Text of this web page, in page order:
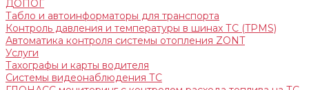
ДОПОГ
Табло и автоинформаторы для транспорта
Контроль давления и температуры в шинах ТС (TPMS)
Автоматика контроля системы отопления ZONT
Услуги
Тахографы и карты водителя
Системы видеонаблюдения ТС